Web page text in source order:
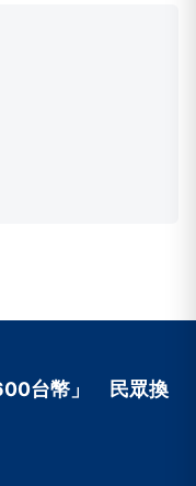
台幣」 民眾換